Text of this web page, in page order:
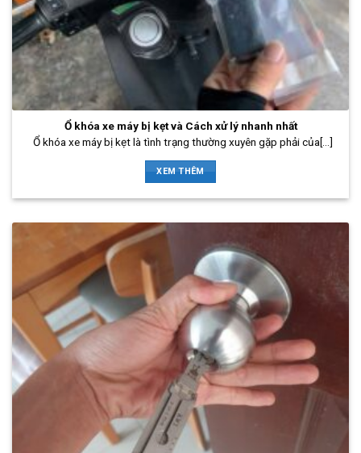
Ổ khóa xe máy bị kẹt và Cách xử lý nhanh nhất
Ổ khóa xe máy bị kẹt là tình trạng thường xuyên gặp phải của[...]
XEM THÊM